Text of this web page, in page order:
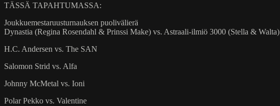
TÄSSÄ TAPAHTUMASSA:
Joukkuemestaruusturnauksen puolivälierä
Dynastia (Regina Rosendahl & Prinssi Make) vs. Astraali-ilmiö 3000 (Stella & Walta)
H.C. Andersen vs. The SAN
Salomon Strid vs. Alfa
Johnny McMetal vs. Ioni
Polar Pekko vs. Valentine